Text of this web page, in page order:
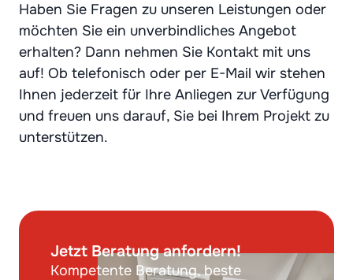
Haben Sie Fragen zu unseren Leistungen oder
möchten Sie ein unverbindliches Angebot
erhalten? Dann nehmen Sie Kontakt mit uns
auf! Ob telefonisch oder per E-Mail wir stehen
Ihnen jederzeit für Ihre Anliegen zur Verfügung
und freuen uns darauf, Sie bei Ihrem Projekt zu
unterstützen.
Jetzt Beratung anfordern!
Kompetente Beratung, beste